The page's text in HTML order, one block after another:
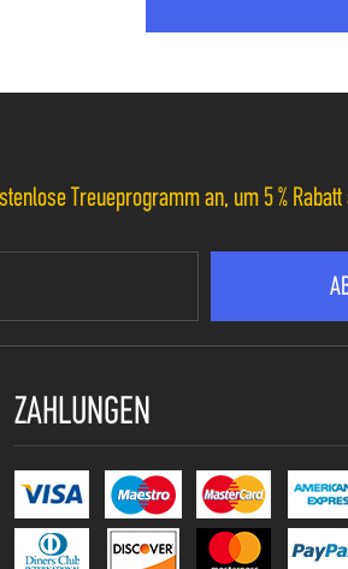
Treueprogramm an, um 5 %
ZAHLUNGEN